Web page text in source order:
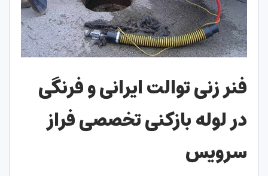
فنر زنی توالت ایرانی و فرنگی
در لوله بازکنی تخصصی فراز
سرویس